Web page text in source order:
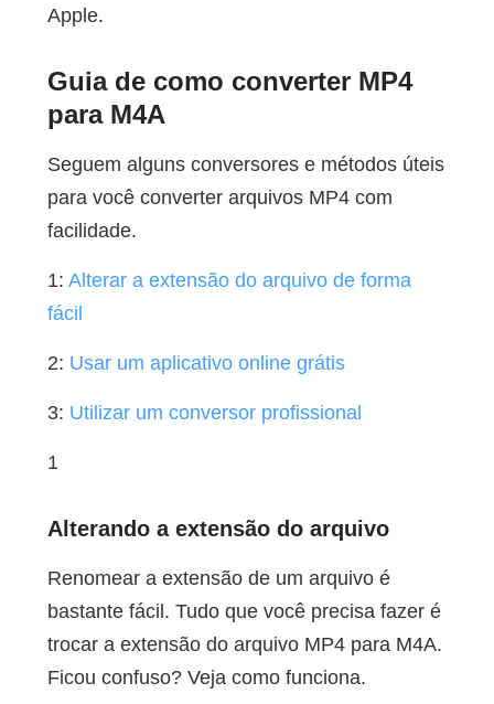
Apple.
Guia de como converter MP4
para M4A
Seguem alguns conversores e métodos úteis
para você converter arquivos MP4 com
facilidade.
1: Alterar a extensão do arquivo de forma
fácil
2: Usar um aplicativo online grátis
3: Utilizar um conversor profissional
1
Alterando a extensão do arquivo
Renomear a extensão de um arquivo é
bastante fácil. Tudo que você precisa fazer é
trocar a extensão do arquivo MP4 para M4A.
Ficou confuso? Veja como funciona.